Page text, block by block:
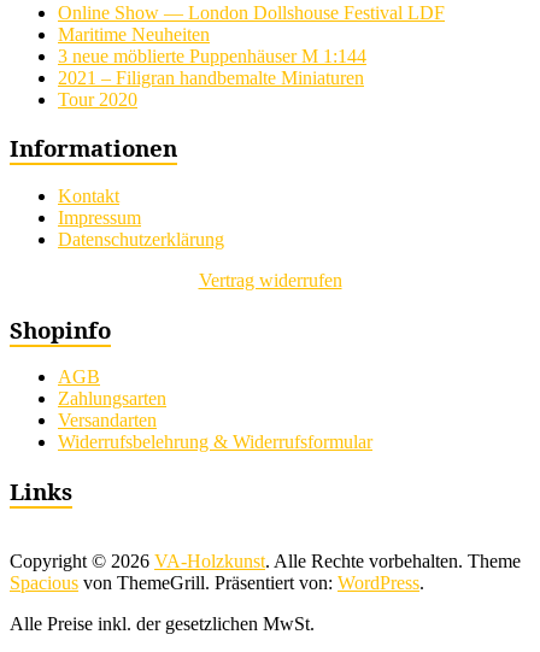
Online Show — London Dollshouse Festival LDF
Maritime Neuheiten
3 neue möblierte Puppenhäuser M 1:144
2021 – Filigran handbemalte Miniaturen
Tour 2020
Informationen
Kontakt
Impressum
Datenschutzerklärung
Vertrag widerrufen
Shopinfo
AGB
Zahlungsarten
Versandarten
Widerrufsbelehrung & Widerrufsformular
Links
Copyright © 2026 VA-Holzkunst. Alle Rechte vorbehalten. Theme
Spacious von ThemeGrill. Präsentiert von: WordPress.
Alle Preise inkl. der gesetzlichen MwSt.